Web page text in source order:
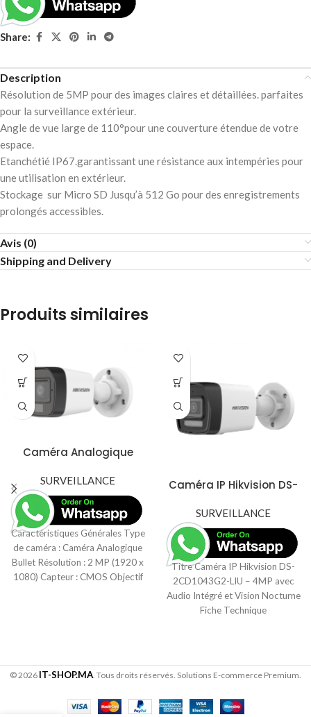
Share:
Description
Résolution de 5MP pour des images claires et détaillées. parfaites
pour la surveillance extérieur.
Angle de vue large de 110°pour une couverture étendue de votre
espace.
Etanchétié IP67.garantissant une résistance aux intempéries pour
une utilisation en extérieur.
Stockage sur Micro SD Jusqu’à 512 Go pour des enregistrements
prolongés accessibles.
Avis (0)
Shipping and Delivery
Produits similaires
Caméra Analogique
LFS – 2MP avec
Infrarouge à 20m
SURVEILLANCE
Caractéristiques Générales Type
de caméra : Caméra Analogique
Bullet Résolution : 2 MP (1920 x
1080) Capteur : CMOS Objectif
Caméra IP Hikvision DS-
avec Audio Intégré et
Vision Nocturne
SURVEILLANCE
Titre Caméra IP Hikvision DS-
2CD1043G2-LIU – 4MP avec
Audio Intégré et Vision Nocturne
Fiche Technique
© 2026 IT-SHOP.MA. Tous droits réservés. Solutions E-commerce Premium.